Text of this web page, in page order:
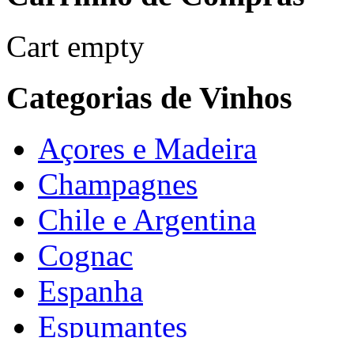
Cart empty
Categorias de Vinhos
Açores e Madeira
Champagnes
Chile e Argentina
Cognac
Espanha
Espumantes